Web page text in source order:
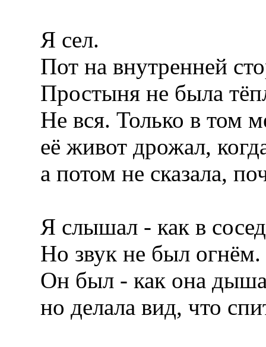
Я сел.
Пот на внутренней
Простыня не была
Не вся. Только в том
её живот дрожал,
а потом не сказала,
Я слышал - как в
Но звук не был огнём.
Он был - как она
но делала вид, что